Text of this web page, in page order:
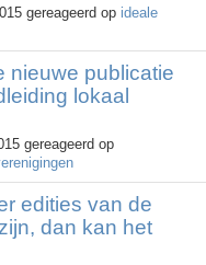
gereageerd op ideale
nieuwe publicatie
lokaal
gereageerd op
edities van de
dan kan het